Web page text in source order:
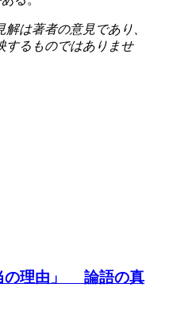
は著者の意見であり、
するものではありませ
の理由」 論語の真